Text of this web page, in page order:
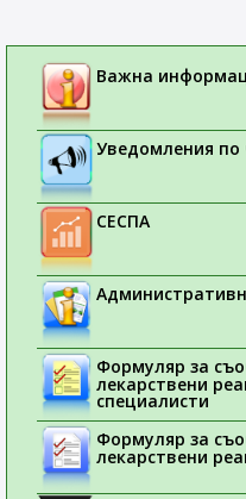
Важна
Уведомления
СЕСПА
Формуляр за
лекарствени
специалисти
Формуляр за
лекарствени